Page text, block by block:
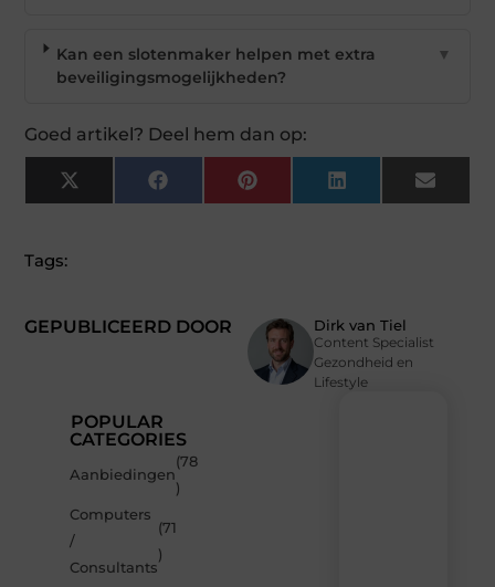
Kan een slotenmaker helpen met extra
beveiligingsmogelijkheden?
▼
Goed artikel? Deel hem dan op:
X
(Twitter)
Facebook Pinterest LinkedIn Email
GEPUBLICEERD DOOR Dirk van Tiel
Content Specialist
Gezondheid en
Lifestyle
Tags:
POPULAR
CATEGORIES
Aanbiedingen
(78
)
Computers
/
Consultants
(71
)